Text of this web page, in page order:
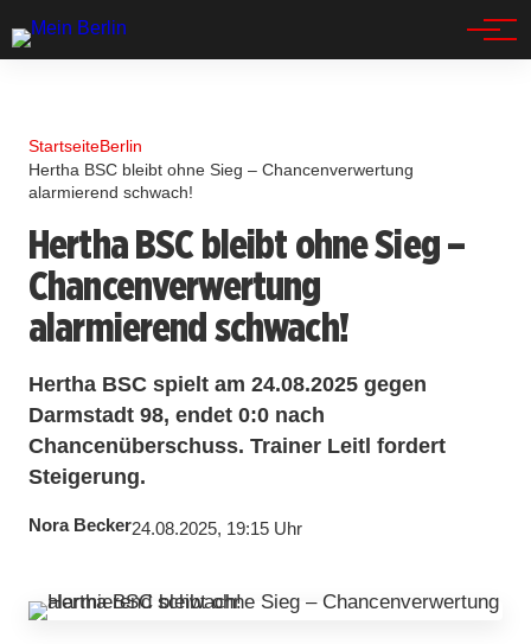
StartseiteBerlin
Hertha BSC bleibt ohne Sieg – Chancenverwertung
alarmierend schwach!
Hertha BSC bleibt ohne Sieg –
Chancenverwertung
alarmierend schwach!
Hertha BSC spielt am 24.08.2025 gegen
Darmstadt 98, endet 0:0 nach
Chancenüberschuss. Trainer Leitl fordert
Steigerung.
Nora Becker24.08.2025, 19:15 Uhr